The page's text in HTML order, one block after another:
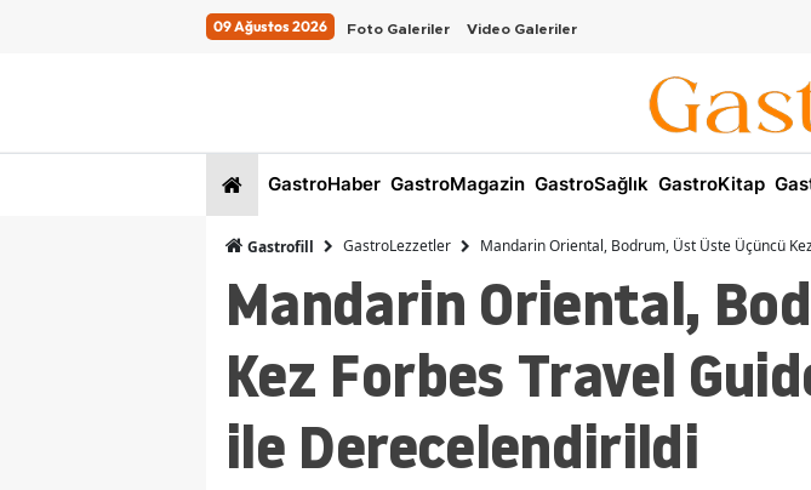
09 Ağustos 2026 Foto Galeriler Video Galeriler
GastroHaber GastroMagazin GastroSağlık GastroKitap
Gastrofill GastroLezzetler Mandarin Oriental, Bodrum, Üst Üste Üçüncü
Mandarin Oriental,
Kez Forbes Travel
ile Derecelendirildi